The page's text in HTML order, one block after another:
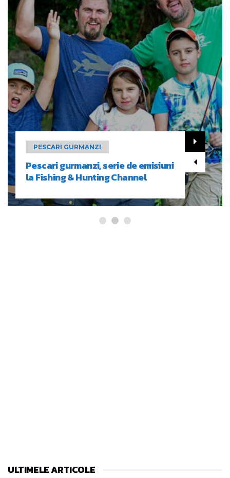
PESCARI GURMANZI
Pescari gurmanzi, serie de emisiuni
la Fishing & Hunting Channel
ULTIMELE ARTICOLE